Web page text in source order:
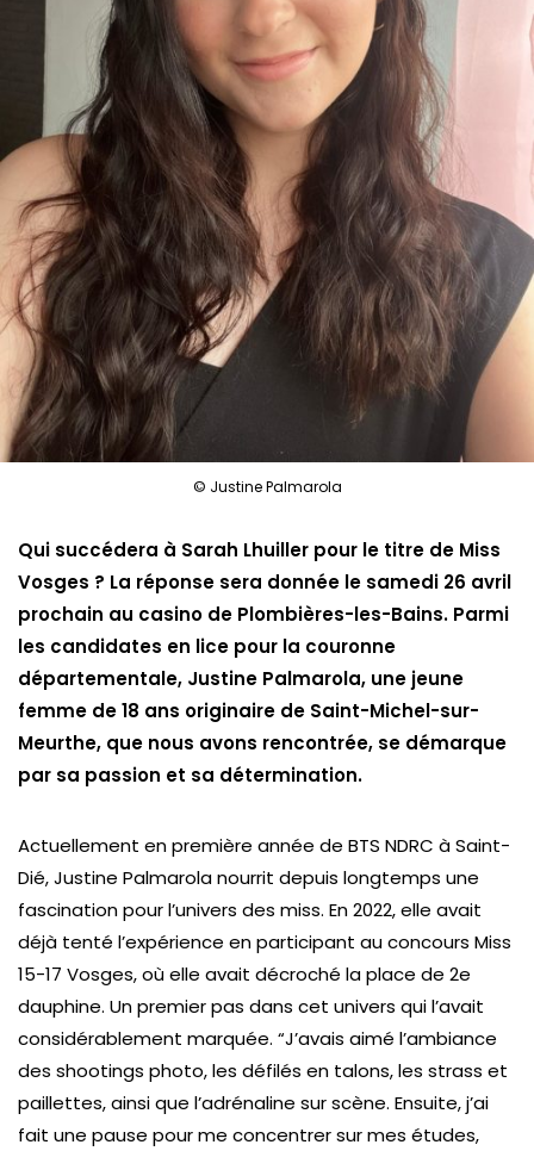
© Justine Palmarola
Qui succédera à Sarah Lhuiller pour le titre de Miss
Vosges ? La réponse sera donnée le samedi 26 avril
prochain au casino de Plombières-les-Bains. Parmi
les candidates en lice pour la couronne
départementale, Justine Palmarola, une jeune
femme de 18 ans originaire de Saint-Michel-sur-
Meurthe, que nous avons rencontrée, se démarque
par sa passion et sa détermination.
Actuellement en première année de BTS NDRC à Saint-
Dié, Justine Palmarola nourrit depuis longtemps une
fascination pour l’univers des miss. En 2022, elle avait
déjà tenté l’expérience en participant au concours Miss
15-17 Vosges, où elle avait décroché la place de 2e
dauphine. Un premier pas dans cet univers qui l’avait
considérablement marquée. “J’avais aimé l’ambiance
des shootings photo, les défilés en talons, les strass et
paillettes, ainsi que l’adrénaline sur scène. Ensuite, j’ai
fait une pause pour me concentrer sur mes études,